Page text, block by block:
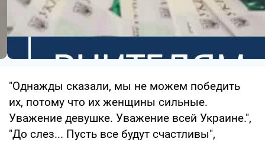
"Однажды сказали, мы не можем победить
их, потому что их женщины сильные.
Уважение девушке. Уважение всей Украине.",
"До слез... Пусть все будут счастливы",